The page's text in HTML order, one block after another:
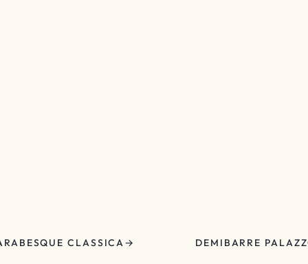
CLASSICA DEMIBARRE